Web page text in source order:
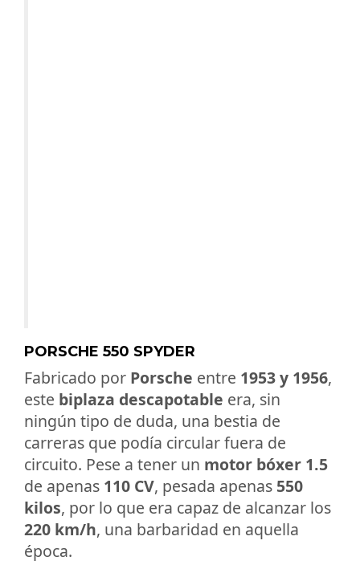
PORSCHE 550 SPYDER
Fabricado por Porsche entre 1953 y 1956,
este biplaza descapotable era, sin
ningún tipo de duda, una bestia de
carreras que podía circular fuera de
circuito. Pese a tener un motor bóxer 1.5
de apenas 110 CV, pesada apenas 550
kilos, por lo que era capaz de alcanzar los
220 km/h, una barbaridad en aquella
época.